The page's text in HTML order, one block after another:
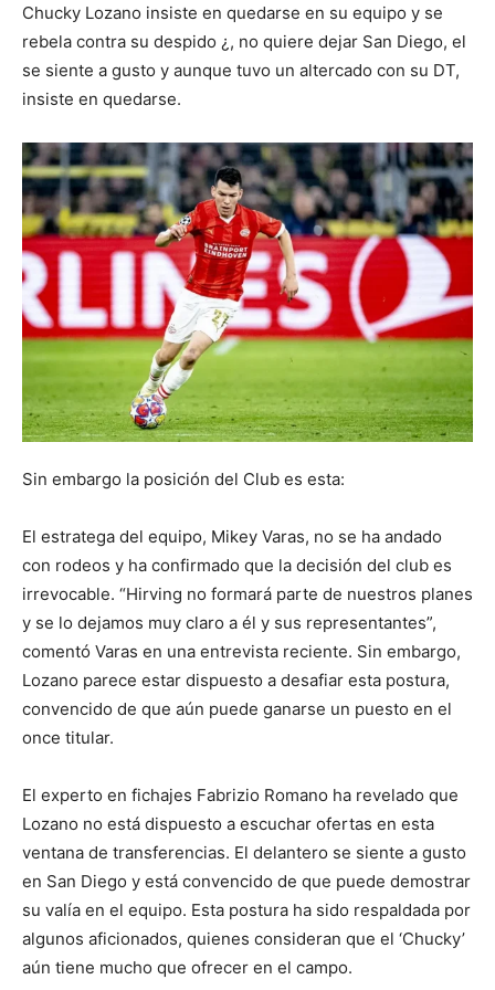
Chucky Lozano insiste en quedarse en su equipo y se
rebela contra su despido ¿, no quiere dejar San Diego, el
se siente a gusto y aunque tuvo un altercado con su DT,
insiste en quedarse.
Sin embargo la posición del Club es esta:
El estratega del equipo, Mikey Varas, no se ha andado
con rodeos y ha confirmado que la decisión del club es
irrevocable. “Hirving no formará parte de nuestros planes
y se lo dejamos muy claro a él y sus representantes”,
comentó Varas en una entrevista reciente. Sin embargo,
Lozano parece estar dispuesto a desafiar esta postura,
convencido de que aún puede ganarse un puesto en el
once titular.
El experto en fichajes Fabrizio Romano ha revelado que
Lozano no está dispuesto a escuchar ofertas en esta
ventana de transferencias. El delantero se siente a gusto
en San Diego y está convencido de que puede demostrar
su valía en el equipo. Esta postura ha sido respaldada por
algunos aficionados, quienes consideran que el ‘Chucky’
aún tiene mucho que ofrecer en el campo.